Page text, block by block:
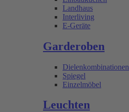
Landhaus
Interliving
E-Geräte
Garderoben
Dielenkombinationen
Spiegel
Einzelmöbel
Leuchten